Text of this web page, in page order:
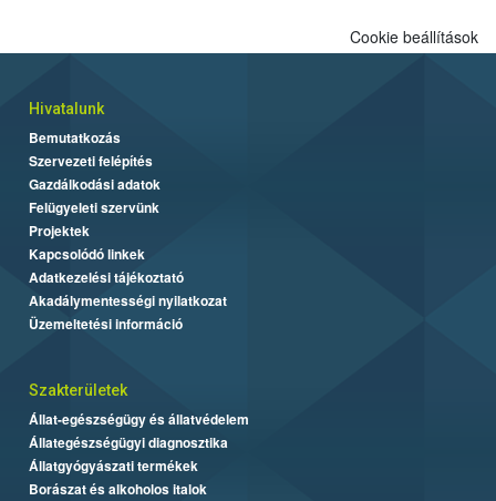
Cookie beállítások
Hivatalunk
Bemutatkozás
Szervezeti felépítés
Gazdálkodási adatok
Felügyeleti szervünk
Projektek
Kapcsolódó linkek
Adatkezelési tájékoztató
Akadálymentességi nyilatkozat
Üzemeltetési információ
Szakterületek
Állat-egészségügy és állatvédelem
Állategészségügyi diagnosztika
Állatgyógyászati termékek
Borászat és alkoholos italok